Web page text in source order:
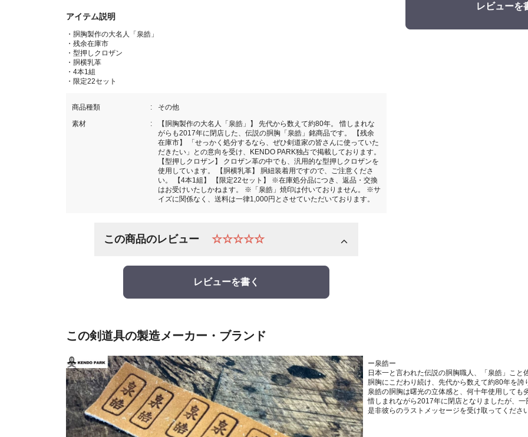
アイテム説明
・胴胸製作の大名人「泉皓」
・残余在庫市
・型押しクロザン
・胴横乳革
・4本1組
・限定22セット
商品種類
その他
素材
【胴胸製作の大名人「泉皓」】 先代から数えて約80年。 惜しまれな
がらも2017年に閉店した、伝説の胴胸「泉皓」銘商品です。 【残余
在庫市】 「せっかく処分するなら、ぜひ剣道家の皆さんに使っていた
だきたい」との意向を受け、KENDO PARK独占で掲載しております。
【型押しクロザン】 クロザン革の中でも、汎用的な型押しクロザンを
使用しています。 【胴横乳革】 胴紐装着用ですので、ご注意くださ
い。 【4本1組】 【限定22セット】 ※在庫処分品につき、返品・交換
はお受けいたしかねます。 ※「泉皓」焼印は付いておりません。 ※サ
イズに関係なく、送料は一律1,000円とさせていただいております。
この商品のレビュー ☆☆☆☆☆
レビューを書く
レビューを
この剣道具の製造メーカー・ブランド
ー泉皓ー
日本一と言われた伝説の胴胸職人、「泉皓」こと
胴胸にこだわり続け、先代から数えて約80年を誇
泉皓の胴胸は曙光の立体感と、何十年使用しても
惜しまれながら2017年に閉店となりましたが、一
是非彼らのラストメッセージを受け取ってください